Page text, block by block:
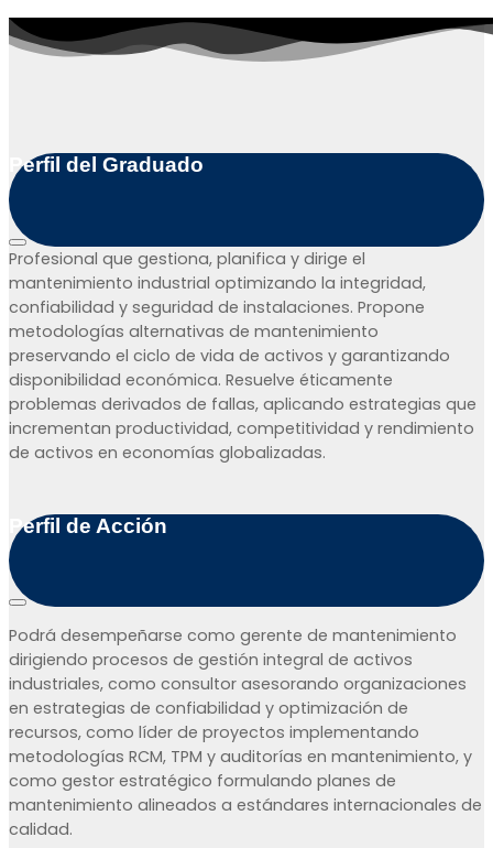
c
|
2
c
Perfil del Graduado
Profesional que gestiona, planifica y dirige el
mantenimiento industrial optimizando la integridad,
confiabilidad y seguridad de instalaciones. Propone
metodologías alternativas de mantenimiento
preservando el ciclo de vida de activos y garantizando
disponibilidad económica. Resuelve éticamente
problemas derivados de fallas, aplicando estrategias que
incrementan productividad, competitividad y rendimiento
de activos en economías globalizadas.
Perfil de Acción
Podrá desempeñarse como gerente de mantenimiento
dirigiendo procesos de gestión integral de activos
industriales, como consultor asesorando organizaciones
en estrategias de confiabilidad y optimización de
recursos, como líder de proyectos implementando
metodologías RCM, TPM y auditorías en mantenimiento, y
como gestor estratégico formulando planes de
mantenimiento alineados a estándares internacionales de
calidad.